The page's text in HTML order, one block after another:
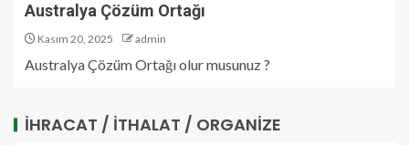
Australya Çözüm Ortağı
Kasım 20, 2025 admin
Australya Çözüm Ortağı olur musunuz ?
İHRACAT / İTHALAT / ORGANIZE